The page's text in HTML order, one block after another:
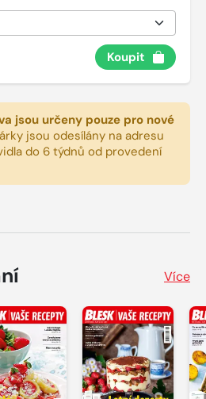
Koupit
jsou určeny pouze pro nové
jsou odesílány na adresu
do 6 týdnů od provedení
Více